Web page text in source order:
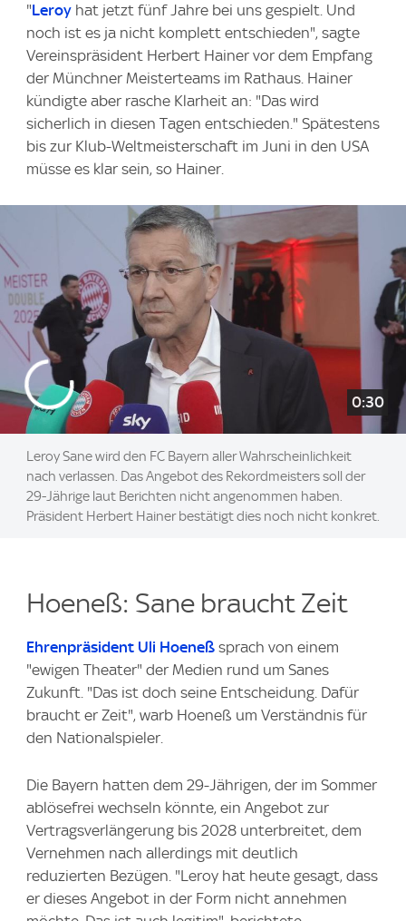
"Leroy hat jetzt fünf Jahre bei uns gespielt. Und
noch ist es ja nicht komplett entschieden", sagte
Vereinspräsident Herbert Hainer vor dem Empfang
der Münchner Meisterteams im Rathaus. Hainer
kündigte aber rasche Klarheit an: "Das wird
sicherlich in diesen Tagen entschieden." Spätestens
bis zur Klub-Weltmeisterschaft im Juni in den USA
müsse es klar sein, so Hainer.
0:30
Leroy Sane wird den FC Bayern aller Wahrscheinlichkeit
nach verlassen. Das Angebot des Rekordmeisters soll der
29-Jährige laut Berichten nicht angenommen haben.
Präsident Herbert Hainer bestätigt dies noch nicht konkret.
Hoeneß: Sane braucht Zeit
Ehrenpräsident Uli Hoeneß sprach von einem
"ewigen Theater" der Medien rund um Sanes
Zukunft. "Das ist doch seine Entscheidung. Dafür
braucht er Zeit", warb Hoeneß um Verständnis für
den Nationalspieler.
Die Bayern hatten dem 29-Jährigen, der im Sommer
ablösefrei wechseln könnte, ein Angebot zur
Vertragsverlängerung bis 2028 unterbreitet, dem
Vernehmen nach allerdings mit deutlich
reduzierten Bezügen. "Leroy hat heute gesagt, dass
er dieses Angebot in der Form nicht annehmen